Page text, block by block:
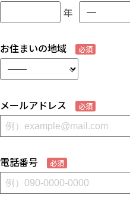
年
お住まいの地域 必須
メールアドレス 必須
電話番号 必須